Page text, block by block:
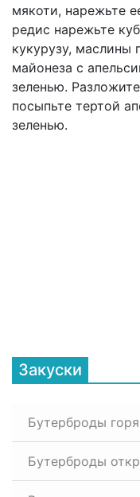
мякоти, нарежьте
редис нарежьте
кукурузу, маслины
майонеза с
зеленью.
посыпьте тертой
зеленью.
Закуски
Бутерброды
Бутерброды